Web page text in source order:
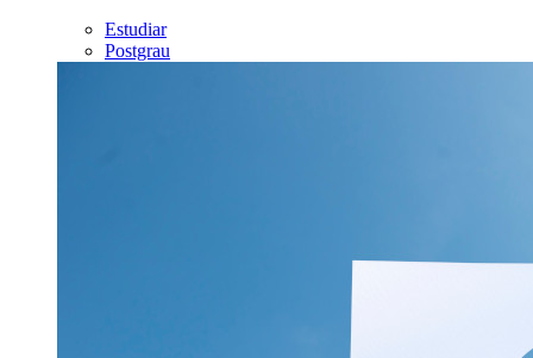
Estudiar
Postgrau